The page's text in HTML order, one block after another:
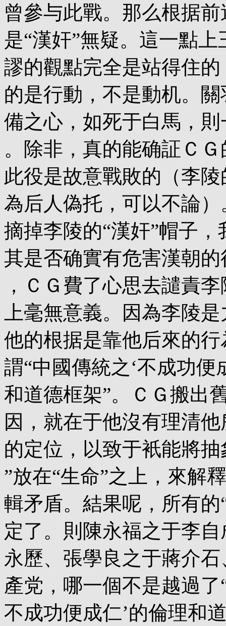
曾參与此戰。那么根据
是“漢奸”無疑。這一點
謬的觀點完全是站得住的
的是行動，不是動机。
備之心，如死于白馬，
。除非，真的能确証Ｃ
此役是故意戰敗的（李
為后人偽托，可以不論
摘掉李陵的“漢奸”帽子
其是否确實有危害漢朝
，ＣＧ費了心思去譴責
上毫無意義。因為李陵
他的根据是靠他后來的
謂“中國傳統之‘不成功便
和道德框架”。ＣＧ搬出
因，就在于他沒有理清
的定位，以致于衹能將
”放在“生命”之上，來解
輯矛盾。結果呢，所有的
定了。則陳永福之于李
永歷、張學良之于蔣介
產党，哪一個不是越過了
不成功便成仁’的倫理和